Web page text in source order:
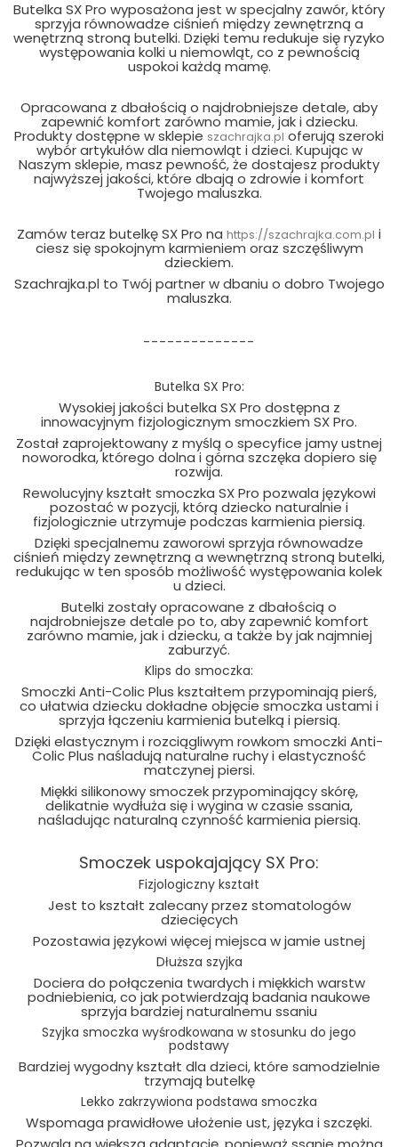
Butelka SX Pro wyposażona jest w specjalny zawór, który
sprzyja równowadze ciśnień między zewnętrzną a
wenętrzną stroną butelki. Dzięki temu redukuje się ryzyko
występowania kolki u niemowląt, co z pewnością
uspokoi każdą mamę.
Opracowana z dbałością o najdrobniejsze detale, aby
zapewnić komfort zarówno mamie, jak i dziecku.
Produkty dostępne w sklepie szachrajka.pl oferują szeroki
wybór artykułów dla niemowląt i dzieci. Kupując w
Naszym sklepie, masz pewność, że dostajesz produkty
najwyższej jakości, które dbają o zdrowie i komfort
Twojego maluszka.
Zamów teraz butelkę SX Pro na https://szachrajka.com.pl i
ciesz się spokojnym karmieniem oraz szczęśliwym
dzieckiem.
Szachrajka.pl to Twój partner w dbaniu o dobro Twojego
maluszka.
--------------
Butelka SX Pro:
Wysokiej jakości butelka SX Pro dostępna z
innowacyjnym fizjologicznym smoczkiem SX Pro.
Został zaprojektowany z myślą o specyfice jamy ustnej
noworodka, którego dolna i górna szczęka dopiero się
rozwija.
Rewolucyjny kształt smoczka SX Pro pozwala językowi
pozostać w pozycji, którą dziecko naturalnie i
fizjologicznie utrzymuje podczas karmienia piersią.
Dzięki specjalnemu zaworowi sprzyja równowadze
ciśnień między zewnętrzną a wewnętrzną stroną butelki,
redukując w ten sposób możliwość występowania kolek
u dzieci.
Butelki zostały opracowane z dbałością o
najdrobniejsze detale po to, aby zapewnić komfort
zarówno mamie, jak i dziecku, a także by jak najmniej
zaburzyć.
Klips do smoczka:
Smoczki Anti-Colic Plus kształtem przypominają pierś,
co ułatwia dziecku dokładne objęcie smoczka ustami i
sprzyja łączeniu karmienia butelką i piersią.
Dzięki elastycznym i rozciągliwym rowkom smoczki Anti-
Colic Plus naśladują naturalne ruchy i elastyczność
matczynej piersi.
Miękki silikonowy smoczek przypominający skórę,
delikatnie wydłuża się i wygina w czasie ssania,
naśladując naturalną czynność karmienia piersią.
Smoczek uspokajający SX Pro:
Fizjologiczny kształt
Jest to kształt zalecany przez stomatologów
dziecięcych
Pozostawia językowi więcej miejsca w jamie ustnej
Dłuższa szyjka
Dociera do połączenia twardych i miękkich warstw
podniebienia, co jak potwierdzają badania naukowe
sprzyja bardziej naturalnemu ssaniu
Szyjka smoczka wyśrodkowana w stosunku do jego
podstawy
Bardziej wygodny kształt dla dzieci, które samodzielnie
trzymają butelkę
Lekko zakrzywiona podstawa smoczka
Wspomaga prawidłowe ułożenie ust, języka i szczęki.